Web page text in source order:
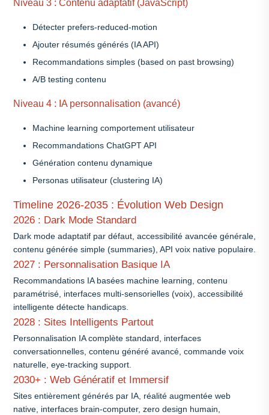
Niveau 3 : Contenu adaptatif (JavaScript)
Détecter prefers-reduced-motion
Ajouter résumés générés (IA API)
Recommandations simples (based on past browsing)
A/B testing contenu
Niveau 4 : IA personnalisation (avancé)
Machine learning comportement utilisateur
Recommandations ChatGPT API
Génération contenu dynamique
Personas utilisateur (clustering IA)
Timeline 2026-2035 : Évolution Web Design
2026 : Dark Mode Standard
Dark mode adaptatif par défaut, accessibilité avancée générale,
contenu générée simple (summaries), API voix native populaire.
2027 : Personnalisation Basique IA
Recommandations IA basées machine learning, contenu
paramétrisé, interfaces multi-sensorielles (voix), accessibilité
intelligente détecte handicaps.
2028 : Sites Intelligents Partout
Personnalisation IA complète standard, interfaces
conversationnelles, contenu généré avancé, commande voix
naturelle, eye-tracking support.
2030+ : Web Génératif et Immersif
Sites entièrement générés par IA, réalité augmentée web
native, interfaces brain-computer, zero design humain,